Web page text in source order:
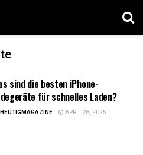
sind die besten iPhone-
für schnelles Laden?
HEUTIGMAGAZINE APRIL 28, 2025